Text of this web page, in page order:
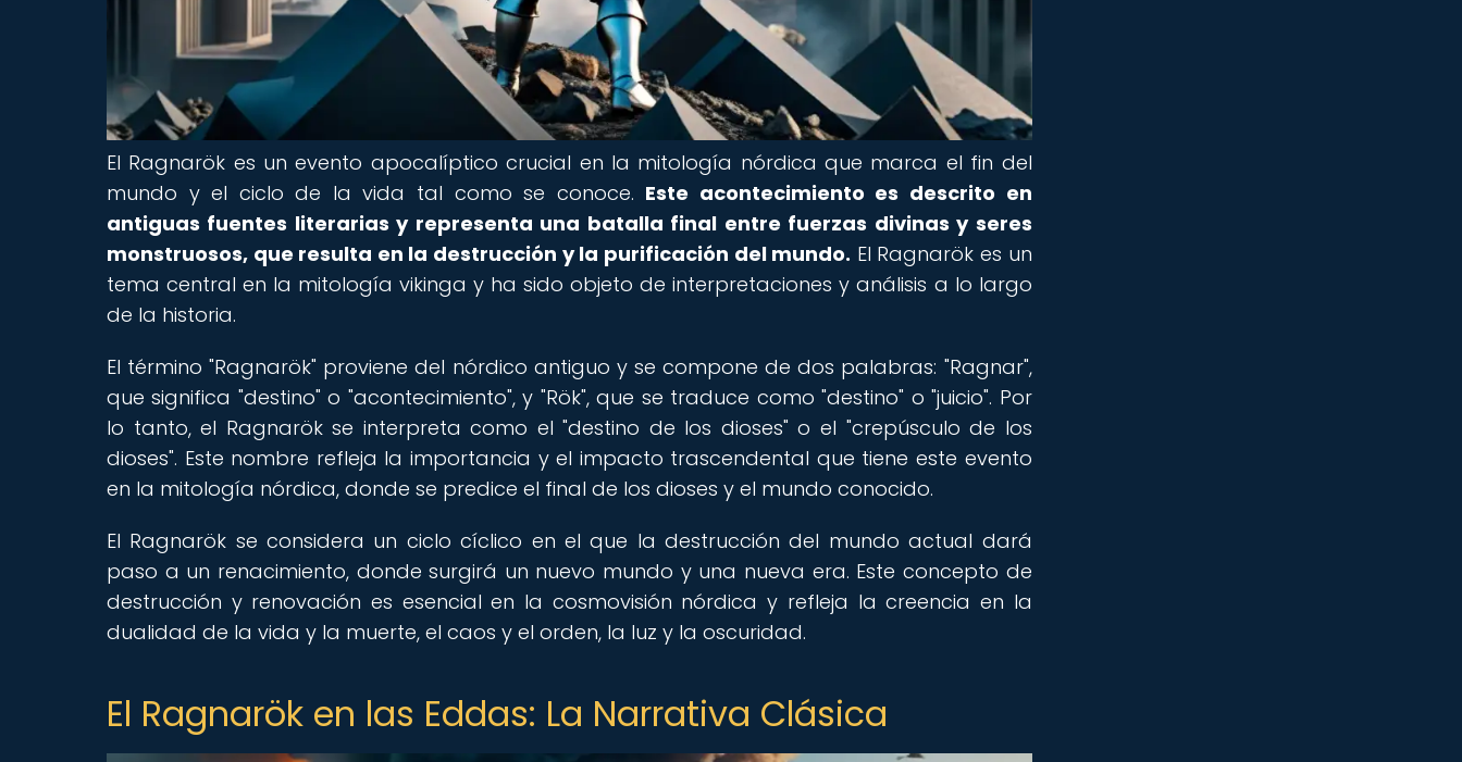
El Ragnarök es un evento apocalíptico crucial en la mitología nórdica que marca el fin del
mundo y el ciclo de la vida tal como se conoce. Este acontecimiento es descrito en
antiguas fuentes literarias y representa una batalla final entre fuerzas divinas y seres
monstruosos, que resulta en la destrucción y la purificación del mundo. El Ragnarök es un
tema central en la mitología vikinga y ha sido objeto de interpretaciones y análisis a lo largo
de la historia.
El término "Ragnarök" proviene del nórdico antiguo y se compone de dos palabras: "Ragnar",
que significa "destino" o "acontecimiento", y "Rök", que se traduce como "destino" o "juicio". Por
lo tanto, el Ragnarök se interpreta como el "destino de los dioses" o el "crepúsculo de los
dioses". Este nombre refleja la importancia y el impacto trascendental que tiene este evento
en la mitología nórdica, donde se predice el final de los dioses y el mundo conocido.
El Ragnarök se considera un ciclo cíclico en el que la destrucción del mundo actual dará
paso a un renacimiento, donde surgirá un nuevo mundo y una nueva era. Este concepto de
destrucción y renovación es esencial en la cosmovisión nórdica y refleja la creencia en la
dualidad de la vida y la muerte, el caos y el orden, la luz y la oscuridad.
El Ragnarök en las Eddas: La Narrativa Clásica